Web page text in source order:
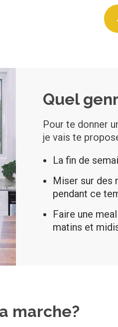
Quel
Pour te donner
je vais te
La fin de
Miser sur des
pendant ce
Faire une
matins et
marche?